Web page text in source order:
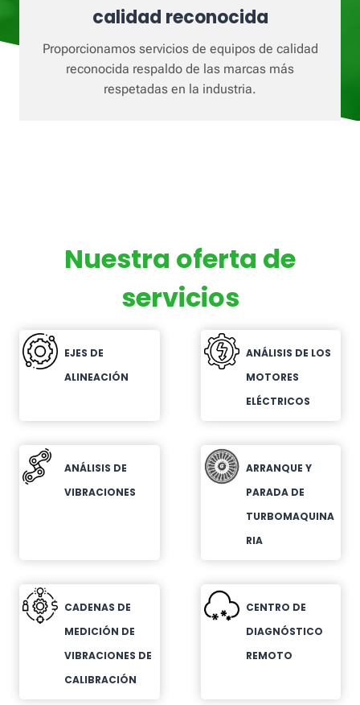
calidad reconocida
Proporcionamos servicios de equipos de calidad
reconocida respaldo de las marcas más
respetadas en la industria.
Nuestra oferta de
servicios
EJES DE
ALINEACIÓN
ANÁLISIS DE LOS
MOTORES
ELÉCTRICOS
ANÁLISIS DE
VIBRACIONES
ARRANQUE Y
PARADA DE
TURBOMAQUINA
RIA
CADENAS DE
MEDICIÓN DE
VIBRACIONES DE
CALIBRACIÓN
CENTRO DE
DIAGNÓSTICO
REMOTO